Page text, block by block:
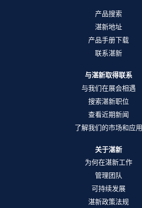
。
产品搜索
湛新地址
产品手册下载
联系湛新
与湛新取得联系
与我们在展会相遇
搜索湛新职位
查看近期新闻
了解我们的市场和应用
关于湛新
为何在湛新工作
管理团队
可持续发展
湛新政策法规